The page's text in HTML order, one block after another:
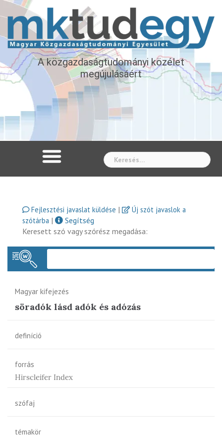
A közgazdaságtudományi közélet
megújulásáért
Fejlesztési javaslat küldése |
Új szót javaslok a
szótárba |
Segítség
Keresett szó vagy szórész megadása:
Magyar kifejezés
söradók lásd adók és adózás
definíció
forrás
Hirscleifer Index
szófaj
témakör